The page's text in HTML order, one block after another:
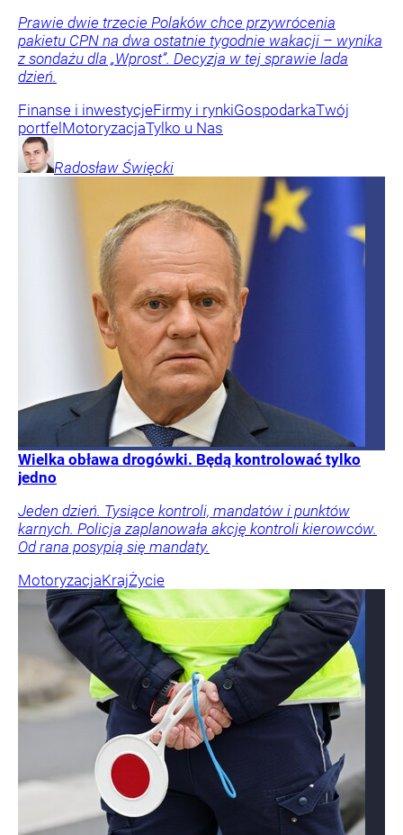
Prawie dwie trzecie Polaków chce przywrócenia
pakietu CPN na dwa ostatnie tygodnie wakacji – wynika
z sondażu dla „Wprost”. Decyzja w tej sprawie lada
dzień.
Finanse i inwestycjeFirmy i rynkiGospodarkaTwój
portfel MotoryzacjaTylko u Nas
Radosław Święcki
Wielka obława drogówki. Będą kontrolować tylko
jedno
Jeden dzień. Tysiące kontroli, mandatów i punktów
karnych. Policja zaplanowała akcję kontroli kierowców.
Od rana posypią się mandaty.
MotoryzacjaKrajŻycie